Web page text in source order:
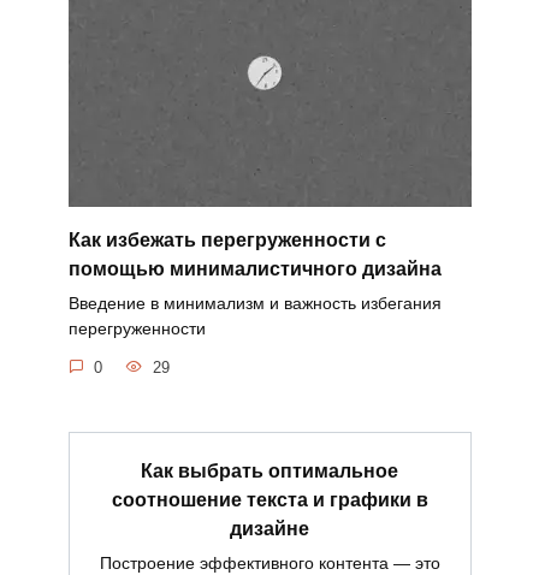
Как избежать перегруженности с
помощью минималистичного дизайна
Введение в минимализм и важность избегания
перегруженности
0 29
Как выбрать оптимальное
соотношение текста и графики в
дизайне
Построение эффективного контента — это